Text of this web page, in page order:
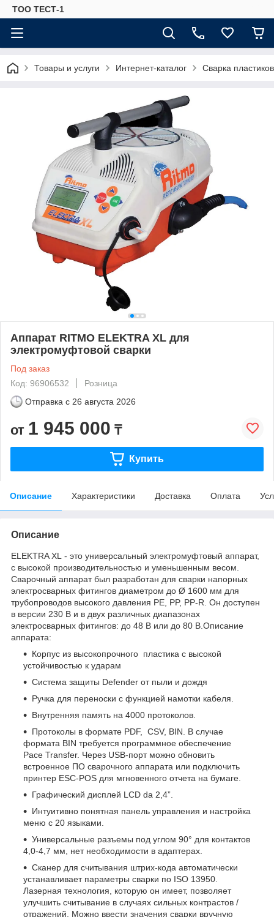
ТОО ТЕСТ-1
Товары и услуги Интернет-каталог Сварка
Аппарат RITMO ELEKTRA XL для
электромуфтовой сварки
Под заказ
Код: 96906532
Розница
Отправка с 26 августа 2026
от 1 945 000 ₸
Купить
Описание Характеристики Доставка Оплата
Описание
ELEKTRA XL - это универсальный электромуфтовый аппарат,
с высокой производительностью и уменьшенным весом.
Сварочный аппарат был разработан для сварки напорных
электросварных фитингов диаметром до Ø 1600 мм для
трубопроводов высокого давления PE, PP, PP-R. Он доступен
в версии 230 В и в двух различных диапазонах
электросварных фитингов: до 48 В или до 80 В.Описание
аппарата:
Корпус из высокопрочного пластика с высокой
устойчивостью к ударам
Система защиты Defender от пыли и дождя
Ручка для переноски с функцией намотки кабеля.
Внутренняя память на 4000 протоколов.
Протоколы в формате PDF, CSV, BIN. В случае
формата BIN требуется программное обеспечение
Pace Transfer. Через USB-порт можно обновить
встроенное ПО сварочного аппарата или подключить
принтер ESC-POS для мгновенного отчета на бумаге.
Графический дисплей LCD da 2,4”.
Интуитивно понятная панель управления и настройка
меню с 20 языками.
Универсальные разъемы под углом 90° для контактов
4,0-4,7 мм, нет необходимости в адаптерах.
Сканер для считывания штрих-кода автоматически
устанавливает параметры сварки по ISO 13950.
Лазерная технология, которую он имеет, позволяет
улучшить считывание в случаях сильных контрастов /
отражений. Можно ввести значения сварки вручную